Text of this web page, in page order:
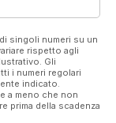
singoli numeri su un
rispetto agli
Gli
i numeri regolari
indicato.
a meno che non
prima della scadenza